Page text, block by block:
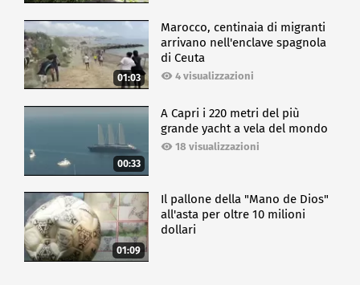
01:03
Marocco, centinaia di migranti
arrivano nell'enclave spagnola
di Ceuta
4 visualizzazioni
00:33
A Capri i 220 metri del più
grande yacht a vela del mondo
18 visualizzazioni
01:09
Il pallone della "Mano de Dios"
all'asta per oltre 10 milioni
dollari